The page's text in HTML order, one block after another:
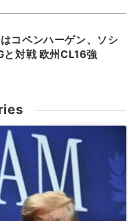
コペンハーゲン、ソシ
と対戦 欧州CL16強